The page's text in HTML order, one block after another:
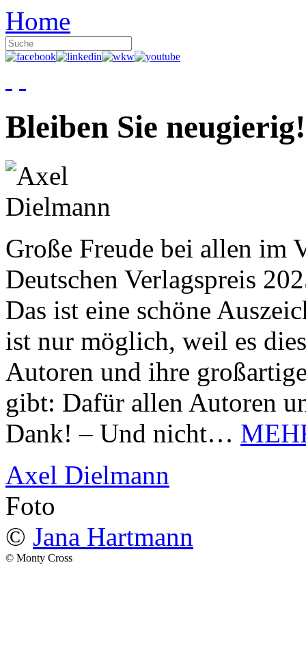
Home
Bleiben Sie neugierig!
Große Freude bei allen im
Deutschen Verlagspreis
Das ist eine schöne
ist nur möglich, weil es
Autoren und ihre
gibt: Dafür allen Autoren
Dank! – Und nicht…
Axel Dielmann
Foto
© Jana Hartmann
© Monty Cross